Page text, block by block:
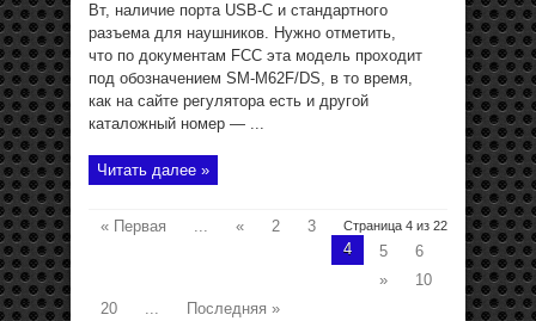
Вт, наличие порта USB-C и стандартного
разъема для наушников. Нужно отметить,
что по документам FCC эта модель проходит
под обозначением SM-M62F/DS, в то время,
как на сайте регулятора есть и другой
каталожный номер — ...
Читать далее »
Страница 4 из 22
« Первая ... « 2
3
4
5
6
»
10
20
... Последняя »